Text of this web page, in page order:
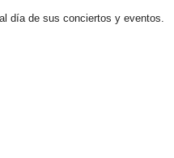
día de sus conciertos y eventos.